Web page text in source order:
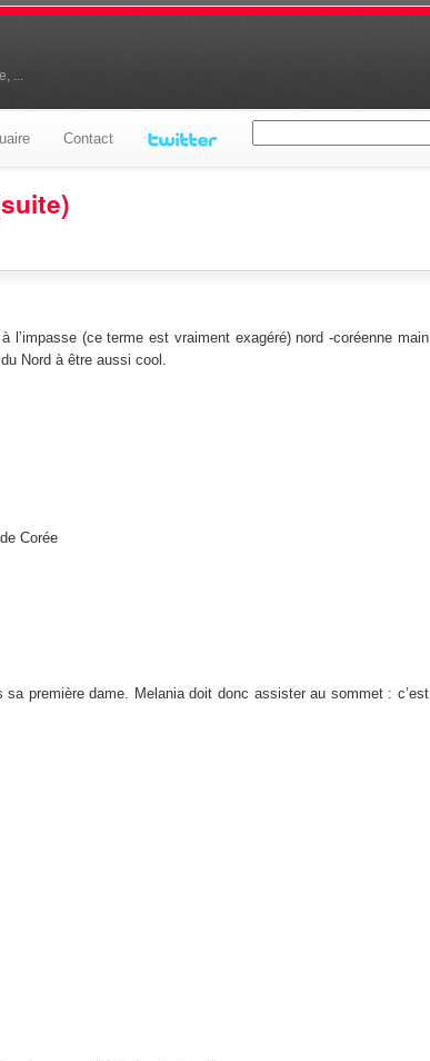
...
Contact
l’impasse (ce terme est vraiment exagéré) nord -coréenne main
Nord à être aussi cool.
Corée
première dame. Melania doit donc assister au sommet : c’est